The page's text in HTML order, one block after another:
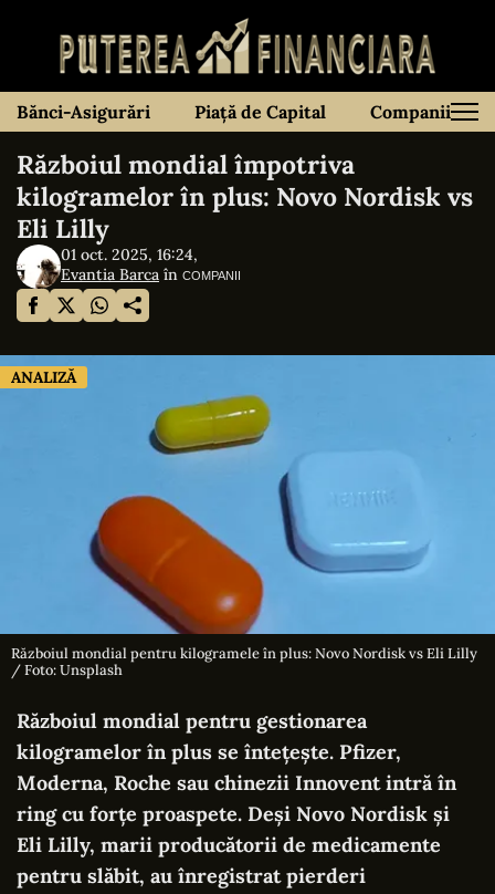
Bănci-Asigurări Piață de Capital Companii
Războiul mondial împotriva
kilogramelor în plus: Novo Nordisk vs
Eli Lilly
01 oct. 2025, 16:24,
Evantia Barca în COMPANII
ANALIZĂ
Războiul mondial pentru kilogramele în plus: Novo Nordisk vs Eli Lilly
/ Foto: Unsplash
Războiul mondial pentru gestionarea
kilogramelor în plus se întețește. Pfizer,
Moderna, Roche sau chinezii Innovent intră în
ring cu forțe proaspete. Deși Novo Nordisk și
Eli Lilly, marii producătorii de medicamente
pentru slăbit, au înregistrat pierderi